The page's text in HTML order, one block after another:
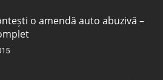
o amendă auto abuzivă –